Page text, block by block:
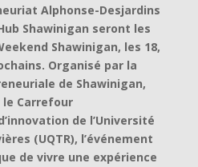
Alphonse-Desjardins
Shawinigan seront les
Shawinigan, les 18,
Organisé par la
de Shawinigan,
Carrefour
de l’Université
(UQTR), l’événement
de vivre une expérience